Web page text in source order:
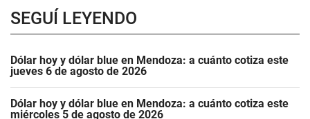
SEGUÍ LEYENDO
Dólar hoy y dólar blue en Mendoza: a cuánto cotiza este
jueves 6 de agosto de 2026
Dólar hoy y dólar blue en Mendoza: a cuánto cotiza este
miércoles 5 de agosto de 2026